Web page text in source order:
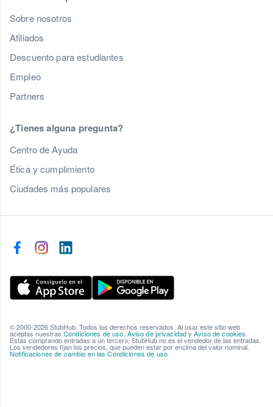
Sobre nosotros
Afiliados
Descuento para estudiantes
Empleo
Partners
¿Tienes alguna pregunta?
Centro de Ayuda
Ética y cumplimiento
Ciudades más populares
© 2000-2026 StubHub. Todos los derechos reservados. Al usar este sitio web
aceptas nuestras Condiciones de uso, Aviso de privacidadyAviso de cookies.
Estás comprando entradas a un tercero; StubHub no es el vendedor de las entradas.
Los vendedores fijan los precios, que pueden estar por encima del valor nominal.
Notificaciones de cambio en las Condiciones de uso